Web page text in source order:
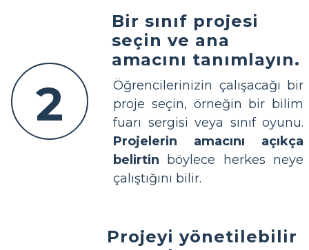
2
Bir sınıf projesi
seçin ve ana
amacını tanımlayın.
Öğrencilerinizin çalışacağı bir
proje seçin, örneğin bir bilim
fuarı sergisi veya sınıf oyunu.
Projelerin amacını açıkça
belirtin böylece herkes neye
çalıştığını bilir.
Projeyi yönetilebilir